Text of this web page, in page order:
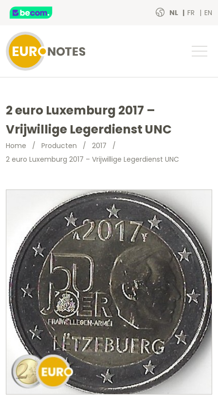
NL FR EN
2 euro Luxemburg 2017 –
Vrijwillige Legerdienst UNC
Home / Producten / 2017 /
2 euro Luxemburg 2017 – Vrijwillige Legerdienst UNC